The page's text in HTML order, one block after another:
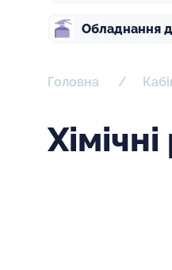
Обладнання
Головна